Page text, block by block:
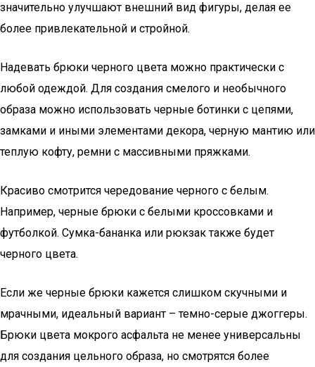
значительно улучшают внешний вид фигуры, делая ее
более привлекательной и стройной.
Надевать брюки черного цвета можно практически с
любой одеждой. Для создания смелого и необычного
образа можно использовать черные ботинки с цепями,
замками и иными элементами декора, черную мантию или
теплую кофту, ремни с массивными пряжками.
Красиво смотрится чередование черного с белым.
Например, черные брюки с белыми кроссовками и
футболкой. Сумка-бананка или рюкзак также будет
черного цвета.
Если же черные брюки кажется слишком скучными и
мрачными, идеальный вариант – темно-серые джоггеры.
Брюки цвета мокрого асфальта не менее универсальны
для создания цельного образа, но смотрятся более